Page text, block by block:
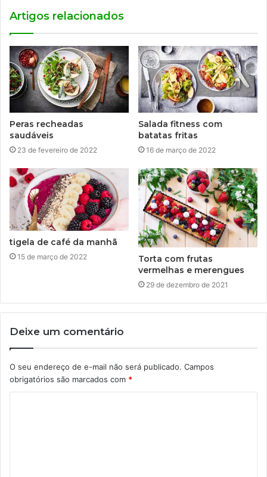
Artigos relacionados
Peras recheadas
saudáveis
23 de fevereiro de 2022
Salada fitness com
batatas fritas
16 de março de 2022
tigela de café da manhã
15 de março de 2022
Torta com frutas
vermelhas e merengues
29 de dezembro de 2021
Deixe um comentário
O seu endereço de e-mail não será publicado. Campos
obrigatórios são marcados com *